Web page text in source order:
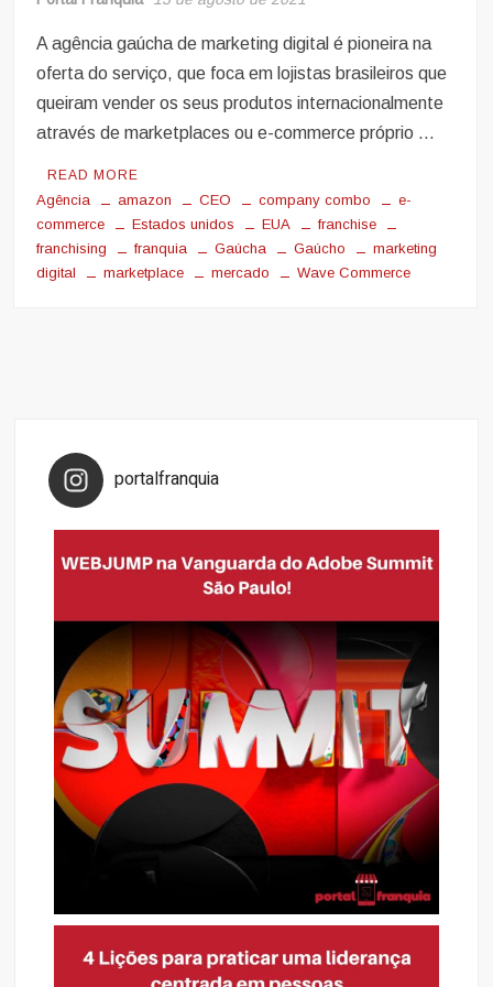
A agência gaúcha de marketing digital é pioneira na
oferta do serviço, que foca em lojistas brasileiros que
queiram vender os seus produtos internacionalmente
através de marketplaces ou e-commerce próprio …
READ MORE
Agência amazon CEO company combo
e-
commerce
Estados unidos EUA
franchise
franchising
franquia Gaúcha Gaúcho
marketing
digital
marketplace mercado Wave Commerce
portalfranquia